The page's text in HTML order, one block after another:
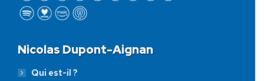
Nicolas Dupont-Aignan
Qui est-il ?